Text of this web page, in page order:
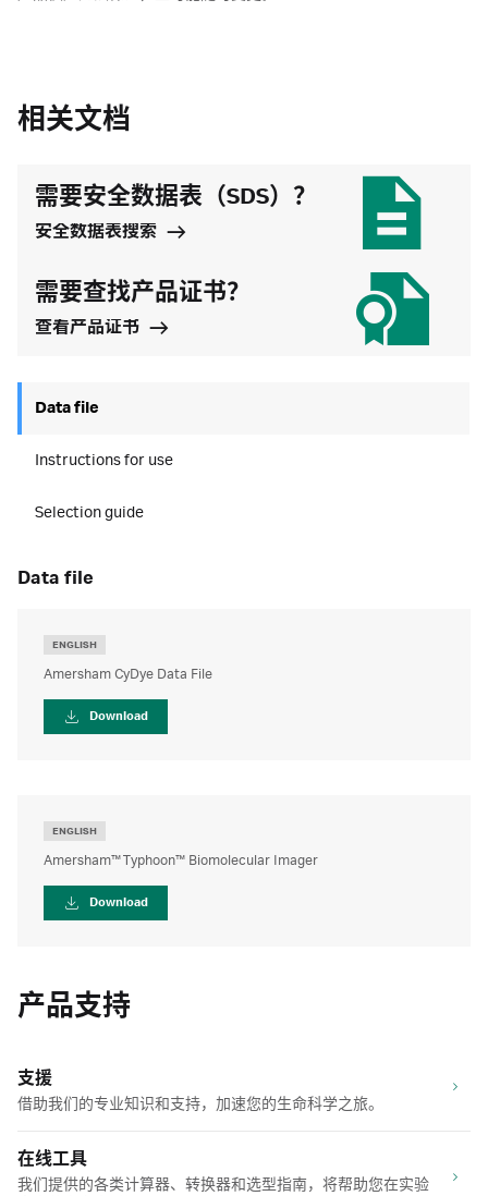
相关文档
需要安全数据表（SDS）？
安全数据表搜索
需要查找产品证书？
查看产品证书
Data file
Instructions for use
Selection guide
data file
ENGLISH
Amersham CyDye Data File
Download
ENGLISH
Amersham™ Typhoon™ Biomolecular Imager
Download
产品支持
支援
借助我们的专业知识和支持，加速您的生命科学之旅。
在线工具
我们提供的各类计算器、转换器和选型指南，将帮助您在实验